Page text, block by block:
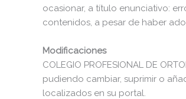
ocasionar, a título enunciativo:
contenidos, a pesar de haber
Modificaciones
COLEGIO PROFESIONAL DE
pudiendo cambiar, suprimir o
localizados en su portal.